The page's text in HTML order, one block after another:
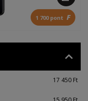
1 700 pont F
17 450 Ft